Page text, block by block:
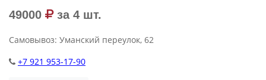
49000 за 4 шт.
Самовывоз: Уманский переулок, 62
+7 921 953-17-90